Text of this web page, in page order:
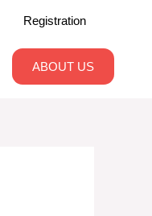
Registration
ABOUT US